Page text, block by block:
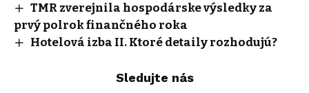
TMR zverejnila hospodárske výsledky za
prvý polrok finančného roka
Hotelová izba II. Ktoré detaily rozhodujú?
Sledujte nás